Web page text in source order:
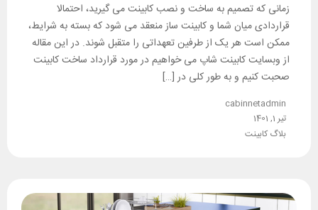
زمانی که تصمیم به ساخت و نصب کابینت می گیرید، احتمالا
قراردادی میان شما و کابینت ساز منعقد می شود که بسته به شرایط،
ممکن است هر یک از طرفین تعهداتی را متقبل شوند. در این مقاله
از وبسایت کابینت شاپ می خواهیم در مورد قرارداد ساخت کابینت
صحبت کنیم و به طور کلی در […]
cabinnetadmin
تیر 1, 1401
بلاگ کابینت